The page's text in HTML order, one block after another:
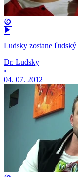
Ludsky zostane ľudský
Dr. Ludsky
•
04. 07. 2012